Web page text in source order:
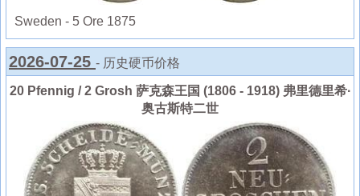
Sweden - 5 Ore 1875
2026-07-25 - 历史硬币价格
20 Pfennig / 2 Grosh 萨克森王国 (1806 - 1918) 弗里德里希·
奥古斯特二世